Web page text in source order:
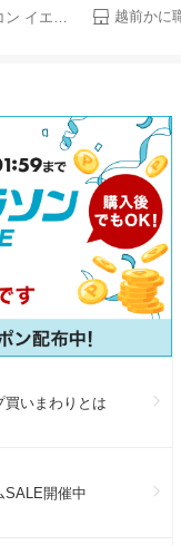
ー機能 時
気代 削減
照明とエアコン イエプロ
円OFF！4個
楽天グルメ大
買いまわりとは
SALE開催中